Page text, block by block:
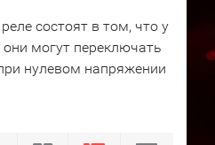
состоят в том, что у
могут переключать
нулевом напряжении